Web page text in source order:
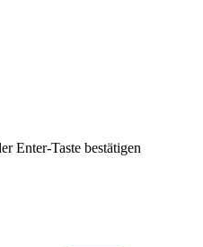
Enter-Taste bestätigen